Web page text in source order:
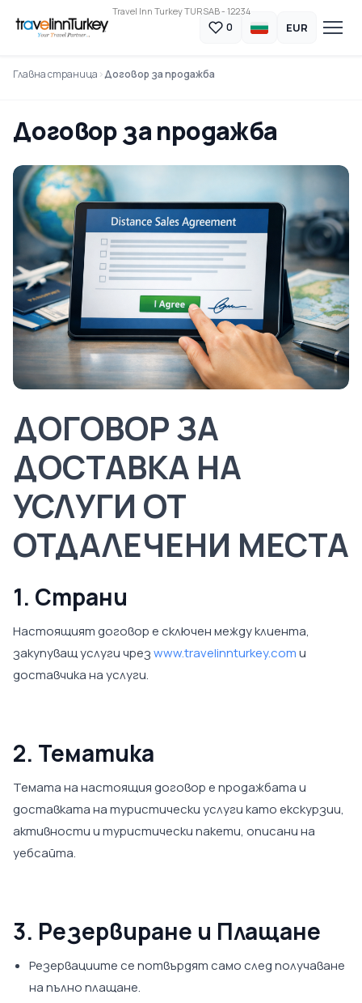
Travel Inn Turkey TURSAB - 12234
0 EUR
Главна страница Договор за продажба
Договор за продажба
ДОГОВОР ЗА
ДОСТАВКА НА
УСЛУГИ ОТ
ОТДАЛЕЧЕНИ МЕСТА
1. Страни
Настоящият договор е сключен между клиента,
закупуващ услуги чрезwww.travelinnturkey.comи
доставчика на услуги.
2. Тематика
Темата на настоящия договор е продажбата и
доставката на туристически услуги като екскурзии,
активности и туристически пакети, описани на
уебсайта.
3. Резервиране и Плащане
Резервациите се потвърдят само след получаване
на пълно плащане.